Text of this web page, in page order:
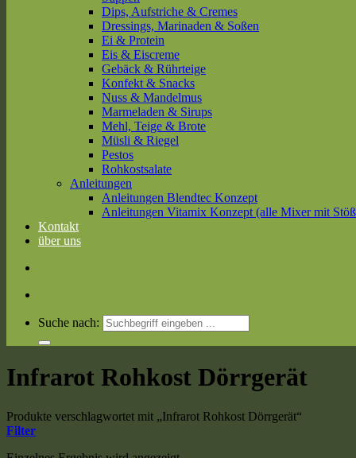
Dips, Aufstriche & Cremes
Dressings, Marinaden & Soßen
Ei & Protein
Eis & Eiscreme
Gebäck & Rührteige
Konfekt & Snacks
Nuss & Mandelmus
Marmeladen & Sirups
Mehl, Teige & Brote
Müsli & Riegel
Pestos
Rohkostsalate
Anleitungen
Anleitungen Blendtec Konzept
Anleitungen Vitamix Konzept (alle Mixer mit
Kontakt
über uns
Suche nach:
Infrarot Rohkost Dörrgerät
Produkte verschlagwortet mit „Infrarot Rohkost Dörrgerät“
Filter